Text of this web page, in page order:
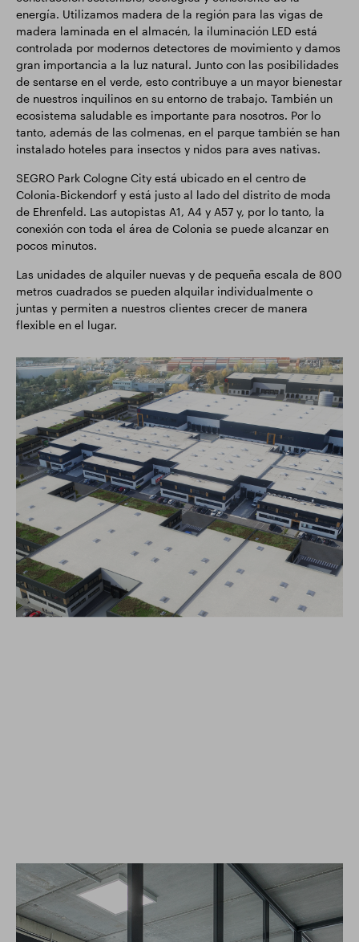
energía. Utilizamos madera de la región para las vigas de
madera laminada en el almacén, la iluminación LED está
controlada por modernos detectores de movimiento y damos
gran importancia a la luz natural. Junto con las posibilidades
de sentarse en el verde, esto contribuye a un mayor bienestar
de nuestros inquilinos en su entorno de trabajo. También un
ecosistema saludable es importante para nosotros. Por lo
tanto, además de las colmenas, en el parque también se han
instalado hoteles para insectos y nidos para aves nativas.
SEGRO Park Cologne City está ubicado en el centro de
Colonia-Bickendorf y está justo al lado del distrito de moda
de Ehrenfeld. Las autopistas A1, A4 y A57 y, por lo tanto, la
conexión con toda el área de Colonia se puede alcanzar en
pocos minutos.
Las unidades de alquiler nuevas y de pequeña escala de 800
metros cuadrados se pueden alquilar individualmente o
juntas y permiten a nuestros clientes crecer de manera
flexible en el lugar.